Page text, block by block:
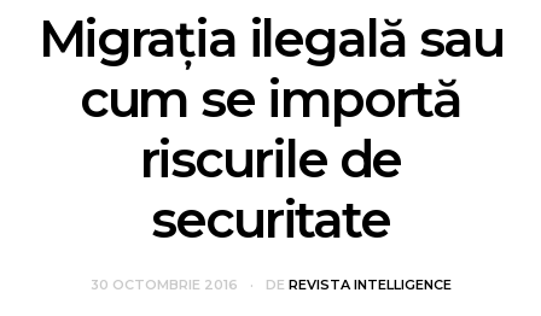
Migrația ilegală sau
cum se importă
riscurile de
securitate
30 OCTOMBRIE 2016 DE REVISTA INTELLIGENCE